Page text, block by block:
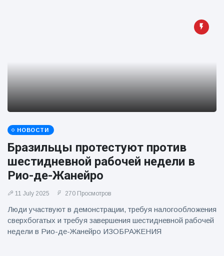
НОВОСТИ
Бразильцы протестуют против
шестидневной рабочей недели в
Рио-де-Жанейро
11 July 2025 270 Просмотров
Люди участвуют в демонстрации, требуя налогообложения
сверхбогатых и требуя завершения шестидневной рабочей
недели в Рио-де-Жанейро ИЗОБРАЖЕНИЯ